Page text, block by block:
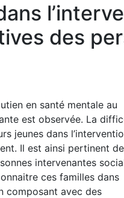
des
en santé mentale au
est observée. La
jeunes dans
Il est ainsi pertinent
intervenantes
ces familles dans
composant avec des